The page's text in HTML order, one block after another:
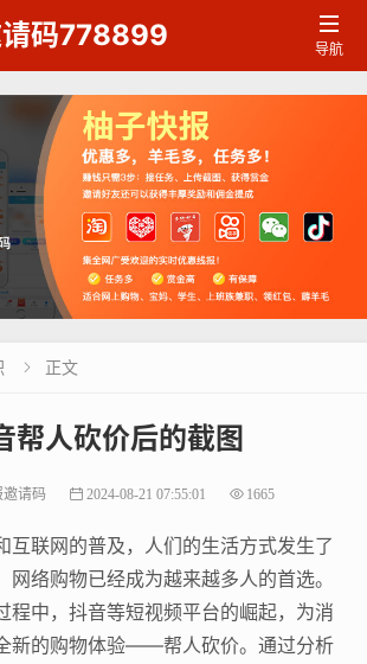
码778899 
导航
 正文
帮人砍价后的截图
邀请码 2024-08-21 07:55:01 1665
互联网的普及，人们的生活方式发生了
网络购物已经成为越来越多人的首选。
程中，抖音等短视频平台的崛起，为消
新的购物体验——帮人砍价。通过分析